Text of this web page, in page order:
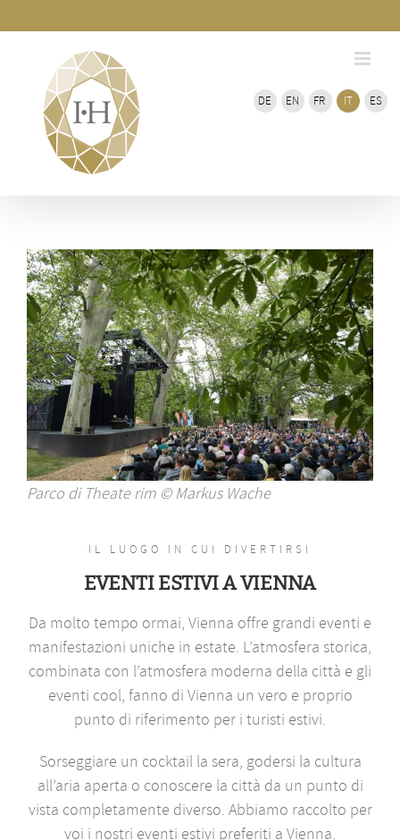
DE EN FR IT ES
al
contenuto
Parco di Theate rim © Markus Wache
IL LUOGO IN CUI DIVERTIRSI
EVENTI ESTIVI A VIENNA
Da molto tempo ormai, Vienna offre grandi eventi e
manifestazioni uniche in estate. L’atmosfera storica,
combinata con l’atmosfera moderna della città e gli
eventi cool, fanno di Vienna un vero e proprio
punto di riferimento per i turisti estivi.
Sorseggiare un cocktail la sera, godersi la cultura
all’aria aperta o conoscere la città da un punto di
vista completamente diverso. Abbiamo raccolto per
voi i nostri eventi estivi preferiti a Vienna.
bar